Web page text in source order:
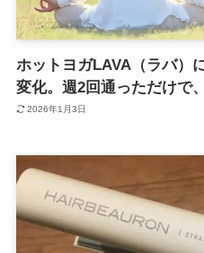
ホットヨガLAVA（ラバ）
変化。週2回通っただけで
2026年1月3日